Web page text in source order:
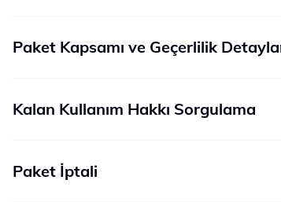
Paket Kapsamı ve Geçerlilik
Kalan Kullanım Hakkı Sorgulama
Paket İptali